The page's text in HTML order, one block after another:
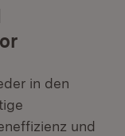
in den
und